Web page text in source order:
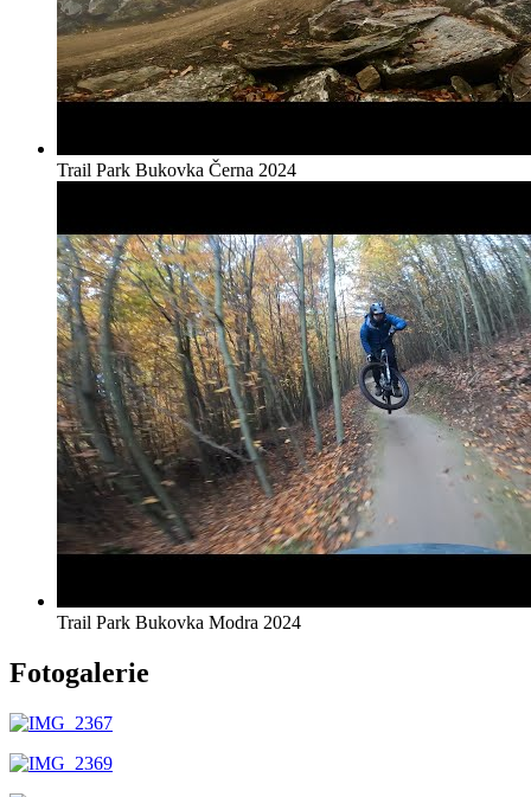
Trail Park Bukovka Černa 2024
Trail Park Bukovka Modra 2024
Fotogalerie